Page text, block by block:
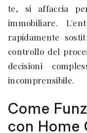
te, si affaccia
immobiliare.
rapidamente
controllo del
decisioni
incomprensibile.
Come
con Home